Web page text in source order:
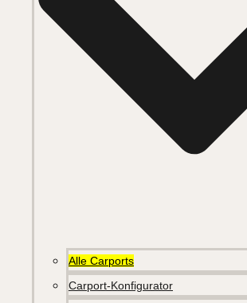
Alle Carports
Carport-Konfigurator